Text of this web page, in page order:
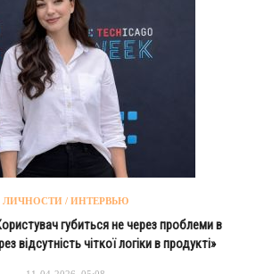
ЛИЧНОСТИ / ИНТЕРВЬЮ
губиться не через проблеми в
відсутність чіткої логіки в продукті»